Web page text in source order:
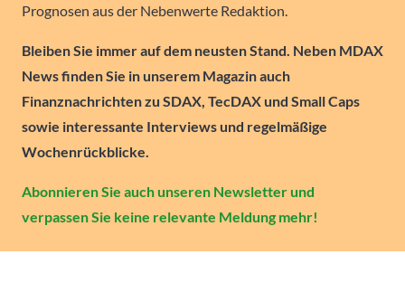
Prognosen aus der Nebenwerte Redaktion.
Bleiben Sie immer auf dem neusten Stand. Neben MDAX
News finden Sie in unserem Magazin auch
Finanznachrichten zu SDAX, TecDAX und Small Caps
sowie interessante Interviews und regelmäßige
Wochenrückblicke.
Abonnieren Sie auch unseren Newsletter und
verpassen Sie keine relevante Meldung mehr!